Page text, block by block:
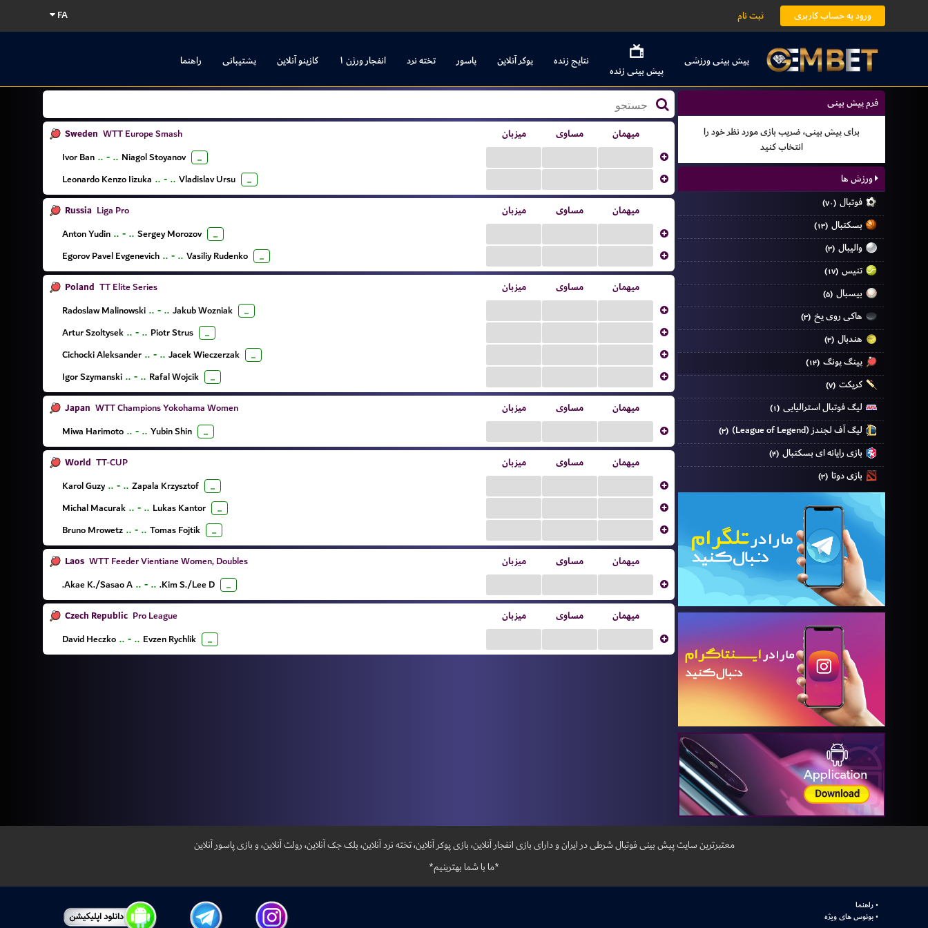
FA ورود به حساب کاربری ثبت نام
پیش بینی ورزشی
پیش بینی زنده
نتایج زنده پوکر آنلاین پاسور تخته نرد انفجار ورژن ۱ کازینو آنلاین پشتیبانی راهنما
فرم پیش بینی
برای پیش بینی، ضریب بازی مورد نظر خود را
انتخاب کنید
ورزش ها
فوتبال (۷۰)
بسکتبال (۱۳)
والیبال (۳)
تنیس (۱۷)
بیسبال (۵)
هاکی روی یخ (۳)
هندبال (۳)
پینگ پونگ (۱۴)
کریکت (۷)
لیگ فوتبال استرالیایی (۱)
لیگ آف لجندز (League of Legend) (۳)
بازی رایانه ای بسکتبال (۴)
بازی دوتا (۳)
Sweden WTT Europe Smash میزبان مساوی میهمان
Ivor Ban .. - .. Niagol Stoyanov ...
Leonardo Kenzo Iizuka .. - .. Vladislav Ursu ...
Russia Liga Pro میزبان مساوی میهمان
Anton Yudin .. - .. Sergey Morozov ...
Egorov Pavel Evgenevich .. - .. Vasiliy Rudenko ...
Poland TT Elite Series میزبان مساوی میهمان
Radoslaw Malinowski .. - .. Jakub Wozniak ...
Artur Szoltysek .. - .. Piotr Strus ...
Cichocki Aleksander .. - .. Jacek Wieczerzak ...
Igor Szymanski .. - .. Rafal Wojcik ...
Japan WTT Champions Yokohama Women میزبان مساوی میهمان
Miwa Harimoto .. - .. Yubin Shin ...
World TT-CUP میزبان مساوی میهمان
Karol Guzy .. - .. Zapala Krzysztof ...
Michal Macurak .. - .. Lukas Kantor ...
Bruno Mrowetz .. - .. Tomas Fojtik ...
Laos WTT Feeder Vientiane Women, Doubles میزبان مساوی میهمان
Akae K./Sasao A. .. - .. Kim S./Lee D. ...
Czech Republic Pro League میزبان مساوی میهمان
David Heczko .. - .. Evzen Rychlik ...
معتبر‌ترین سایت پیش بینی‌ فوتبال شرطی در ایران و دارای بازی انفجار آنلاین، بازی پوکر آنلاین، تخته نرد آنلاین، بلک جک آنلاین، رولت آنلاین، و بازی پاسور آنلاین
*ما با شما بهترینیم*
راهنما
بونوس های ویژه